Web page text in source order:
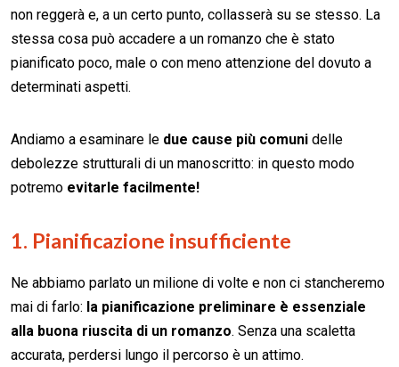
non reggerà e, a un certo punto, collasserà su se stesso. La
stessa cosa può accadere a un romanzo che è stato
pianificato poco, male o con meno attenzione del dovuto a
determinati aspetti.
Andiamo a esaminare le due cause più comuni delle
debolezze strutturali di un manoscritto: in questo modo
potremo evitarle facilmente!
1. Pianificazione insufficiente
Ne abbiamo parlato un milione di volte e non ci stancheremo
mai di farlo: la pianificazione preliminare è essenziale
alla buona riuscita di un romanzo. Senza una scaletta
accurata, perdersi lungo il percorso è un attimo.